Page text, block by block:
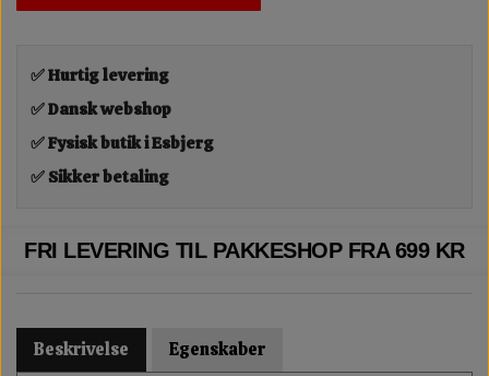
✅ Hurtig levering
✅ Dansk webshop
✅ Fysisk butik i Esbjerg
✅ Sikker betaling
FRI LEVERING TIL PAKKESHOP FRA 699 KR
Beskrivelse Egenskaber